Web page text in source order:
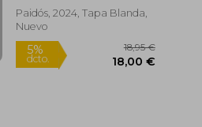
Paidós, 2024, Tapa Blanda,
Nuevo